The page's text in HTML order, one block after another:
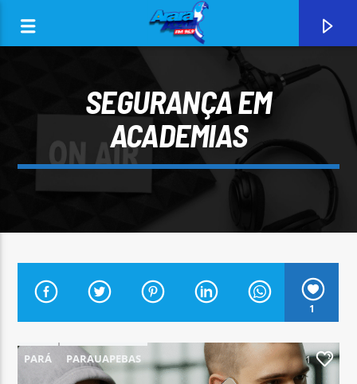
CURRENT TRACK
ARARA AZUL FM 96,9
SEGURANÇA EM
ACADEMIAS
1
PARÁ PARAUAPEBAS 1